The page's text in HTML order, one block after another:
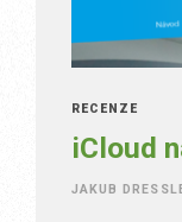
RECENZE
iCloud
JAKUB